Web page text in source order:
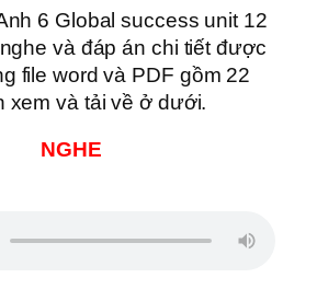
6 Global success unit 12
và đáp án chi tiết được
file word và PDF gồm 22
xem và tải về ở dưới.
NGHE